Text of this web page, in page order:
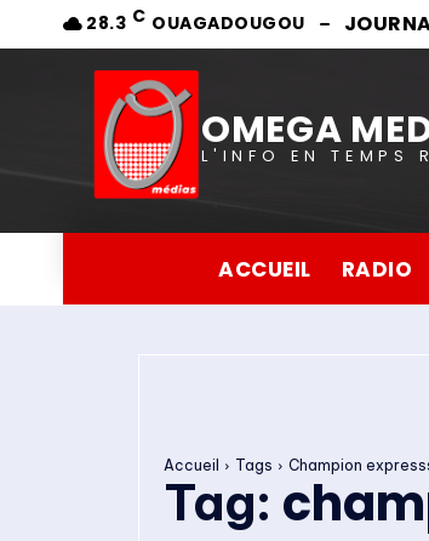
28.3 C OUAGADOUGOU
OMEGA
L'INFO EN TEMPS
ACCUEIL RADIO
Accueil Tags Champion
Tag: